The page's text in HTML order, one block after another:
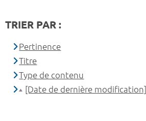
TRIER PAR :
Pertinence
Titre
Type de contenu
[Date de dernière modification]